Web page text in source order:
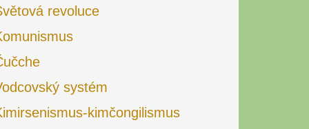
revoluce
systém
kimčongilismus